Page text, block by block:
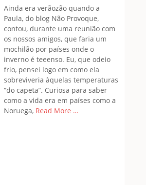
Ainda era verãozão quando a
Paula, do blog Não Provoque,
contou, durante uma reunião com
os nossos amigos, que faria um
mochilão por países onde o
inverno é teeenso. Eu, que odeio
frio, pensei logo em como ela
sobreviveria àquelas temperaturas
“do capeta”. Curiosa para saber
como a vida era em países como a
Noruega, Read More …